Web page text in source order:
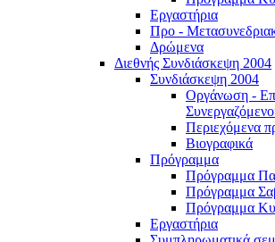
Εργαστήρια
Προ -
Δρώμενα
Διεθνής Συνδιάσκεψη 2004
Συνδιάσκεψη 2004
Οργάνωση -
Περιεχόμενα
Βιογραφικά
Πρόγραμμα
Πρόγραμμα
Πρόγραμμα
Πρόγραμμα
Εργαστήρια